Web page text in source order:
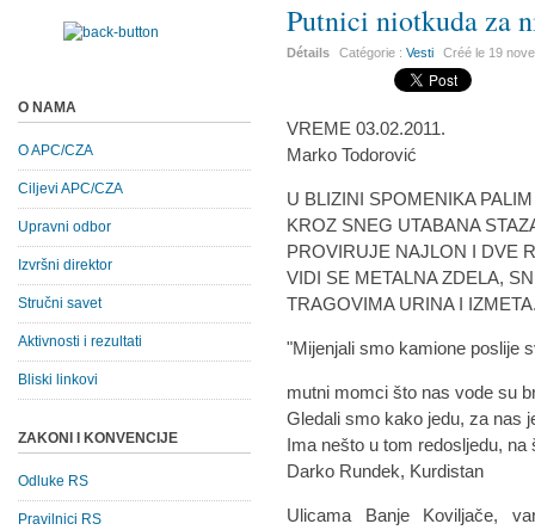
Putnici niotkuda za
Détails Catégorie :Vesti Créé le 19
VREME 03.02.2011.
Marko Todorović
U BLIZINI SPOMENIKA
KROZ SNEG UTABANA
PROVIRUJE NAJLON I DVE
VIDI SE METALNA ZDELA,
TRAGOVIMA URINA I
"Mijenjali smo kamione poslije
mutni momci što nas vode su
Gledali smo kako jedu, za nas
Ima nešto u tom redosljedu,
Darko Rundek, Kurdistan
Ulicama Banje Koviljače,
O NAMA
O APC/CZA
Ciljevi APC/CZA
Upravni odbor
Izvršni direktor
Stručni savet
Aktivnosti i rezultati
Bliski linkovi
ZAKONI I KONVENCIJE
Odluke RS
Pravilnici RS